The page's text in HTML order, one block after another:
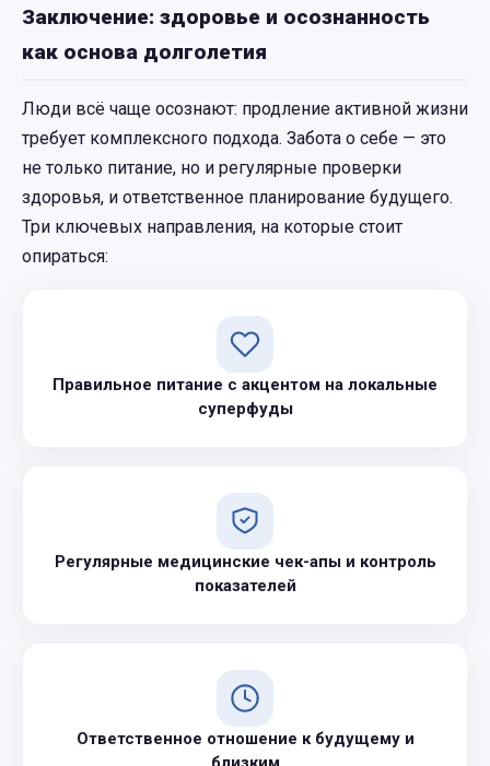
Заключение: здоровье и осознанность
как основа долголетия
Люди всё чаще осознают: продление активной жизни
требует комплексного подхода. Забота о себе — это
не только питание, но и регулярные проверки
здоровья, и ответственное планирование будущего.
Три ключевых направления, на которые стоит
опираться:
Правильное питание с акцентом на локальные
суперфуды
Регулярные медицинские чек-апы и контроль
показателей
Ответственное отношение к будущему и